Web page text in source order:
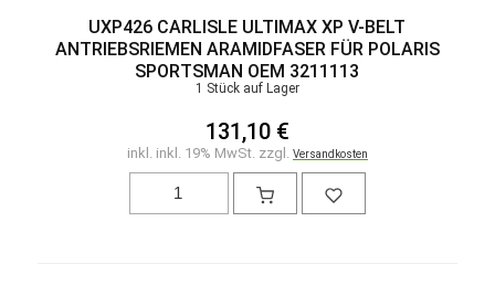
UXP426 CARLISLE ULTIMAX XP V-BELT
ANTRIEBSRIEMEN ARAMIDFASER FÜR POLARIS
SPORTSMAN OEM 3211113
1 Stück auf Lager
131,10 €
inkl. inkl. 19% MwSt. zzgl. Versandkosten